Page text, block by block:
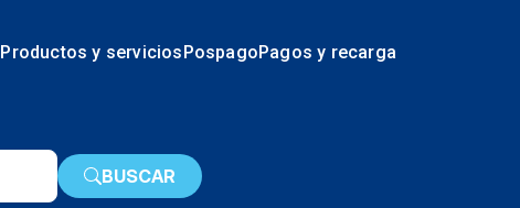
Productos y serviciosPospagoPagos y recarga
BUSCAR